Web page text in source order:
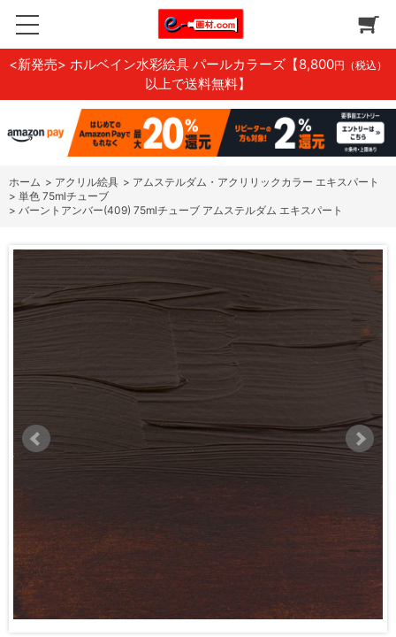
<新発売> ホルベイン水彩絵具 パールカラーズ 【8,800円（税込）
以上で送料無料】
ホーム > アクリル絵具 > アムステルダム・アクリリックカラー エキスパート
> 単色 75mlチューブ
> バーントアンバー(409) 75mlチューブ アムステルダム エキスパート